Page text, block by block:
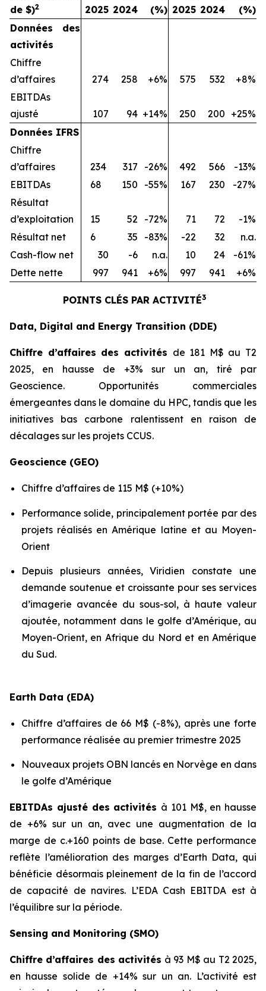
de $)2
2025 2024
(%) 2025 2024
(%)
Données des
activités
Chiffre
d’affaires
274 258 +6% 575 532
+8%
EBITDAs
ajusté
107 94 +14% 250 200 +25%
Données IFRS
Chiffre
d’affaires
234 317 -26% 492 566
-13%
EBITDAs
68 150 -55% 167 230
-27%
Résultat
d’exploitation
15 52 -72% 71 72
-1%
Résultat net
6 35 -83% -22 32
n.a.
Cash-flow net
30 -6 n.a. 10 24
-61%
Dette nette
997 941 +6% 997 941 +6%
POINTS CLÉS PAR ACTIVITÉ3
Data, Digital and Energy Transition (DDE)
Chiffre d’affaires des activités de 181 M$ au T2
2025, en hausse de +3% sur un an, tiré par
Geoscience. Opportunités commerciales
émergeantes dans le domaine du HPC, tandis que les
initiatives bas carbone ralentissent en raison de
décalages sur les projets CCUS.
Geoscience (GEO)
Chiffre d’affaires de 115 M$ (+10%)
Performance solide, principalement portée par des
projets réalisés en Amérique latine et au Moyen-
Orient
Depuis plusieurs années, Viridien constate une
demande soutenue et croissante pour ses services
d’imagerie avancée du sous-sol, à haute valeur
ajoutée, notamment dans le golfe d’Amérique, au
Moyen-Orient, en Afrique du Nord et en Amérique
du Sud.
Earth Data (EDA)
Chiffre d’affaires de 66 M$ (-8%), après une forte
performance réalisée au premier trimestre 2025
Nouveaux projets OBN lancés en Norvège en dans
le golfe d’Amérique
EBITDAs ajusté des activités à 101 M$, en hausse
de +6% sur un an, avec une augmentation de la
marge de c.+160 points de base. Cette performance
reflète l’amélioration des marges d’Earth Data, qui
bénéficie désormais pleinement de la fin de l’accord
de capacité de navires. L’EDA Cash EBITDA est à
l’équilibre sur la période.
Sensing and Monitoring (SMO)
Chiffre d’affaires des activités à 93 M$ au T2 2025,
en hausse solide de +14% sur un an. L’activité est